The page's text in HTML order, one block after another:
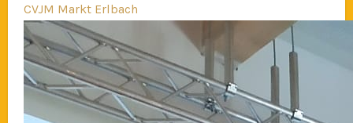
CVJM Markt Erlbach